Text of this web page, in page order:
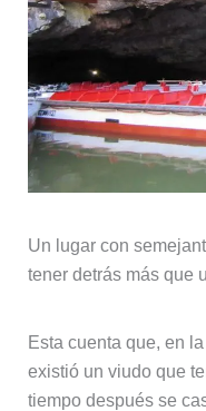
Un lugar con
tener detrás más que
Esta cuenta que, en
existió un viudo que
tiempo después se